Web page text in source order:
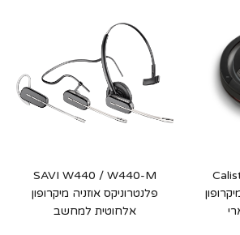
SAVI W440 / W440-M
פלנטרוניקס אוזניה מיקרופון
אלחוטית למחשב